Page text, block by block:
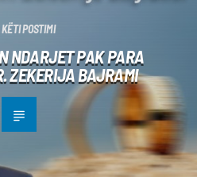
POSTIMI
NDARJET PAK PARA
ZEKERIJA BAJRAMI